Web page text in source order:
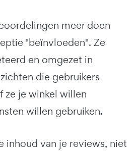
meer doen
"beïnvloeden". Ze
en omgezet in
die gebruikers
ze je winkel willen
willen gebruiken.
inhoud van je reviews, niet